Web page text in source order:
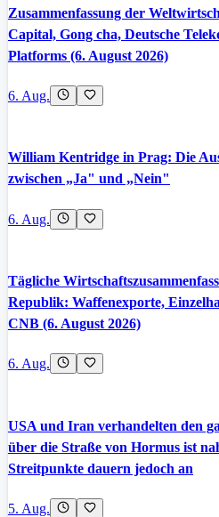
Zusammenfassung der
Capital, Gong cha, Deutsche
Platforms (6. August 2026)
6. Aug.
William Kentridge in Prag: Die
zwischen „Ja" und „Nein"
6. Aug.
Tägliche
Republik: Waffenexporte,
CNB (6. August 2026)
6. Aug.
USA und Iran verhandelten den
über die Straße von Hormus ist
Streitpunkte dauern jedoch an
5. Aug.